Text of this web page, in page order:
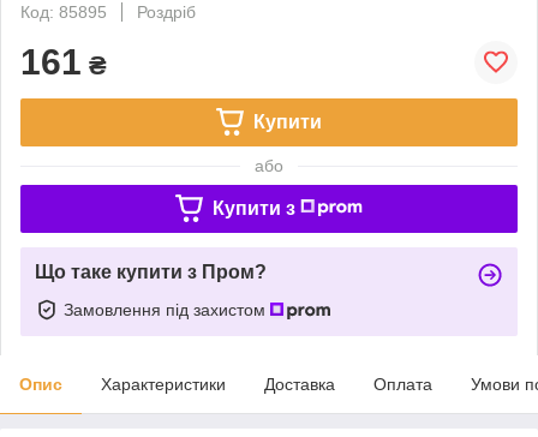
Код: 85895
Роздріб
161 ₴
Купити
або
Купити з
Що таке купити з Пром?
Замовлення під захистом
Опис Характеристики Доставка Оплата Умови